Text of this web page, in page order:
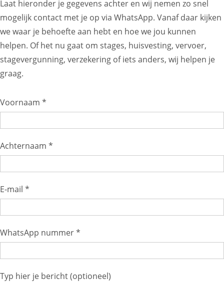
Laat hieronder je gegevens achter en wij nemen zo snel
mogelijk contact met je op via WhatsApp. Vanaf daar kijken
we waar je behoefte aan hebt en hoe we jou kunnen
helpen. Of het nu gaat om stages, huisvesting, vervoer,
stagevergunning, verzekering of iets anders, wij helpen je
graag.
Voornaam *
Achternaam *
E-mail *
WhatsApp nummer *
Typ hier je bericht (optioneel)